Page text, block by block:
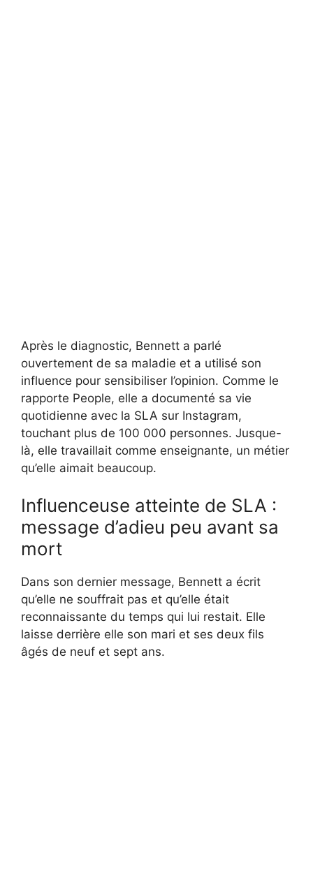
Après le diagnostic, Bennett a parlé
ouvertement de sa maladie et a utilisé son
influence pour sensibiliser l’opinion. Comme le
rapporte People, elle a documenté sa vie
quotidienne avec la SLA sur Instagram,
touchant plus de 100 000 personnes. Jusque-
là, elle travaillait comme enseignante, un métier
qu’elle aimait beaucoup.
Influenceuse atteinte de SLA :
message d’adieu peu avant sa
mort
Dans son dernier message, Bennett a écrit
qu’elle ne souffrait pas et qu’elle était
reconnaissante du temps qui lui restait. Elle
laisse derrière elle son mari et ses deux fils
âgés de neuf et sept ans.